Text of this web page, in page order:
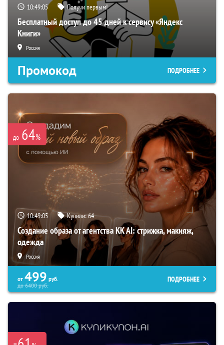
10:49:04 Получи первым!
Бесплатный доступ до 45 дней к сервису «Яндекс
Книги»
Россия
Промокод ПОДРОБНЕЕ
до 64%
10:49:04 Купили:64
Создание образа от агентства KK AI: стрижка, макияж,
одежда
Россия
от 499 руб.
до6400руб.
ПОДРОБНЕЕ